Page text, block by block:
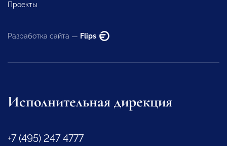
Проекты
Разработка сайта — Flips
Исполнительная дирекция
+7 (495) 247 4777